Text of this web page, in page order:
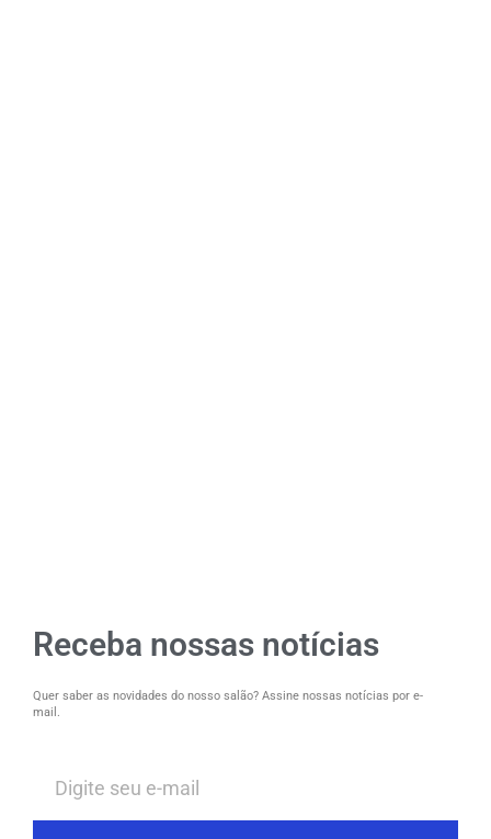
Receba nossas notícias
Quer saber as novidades do nosso salão? Assine nossas notícias por e-
mail.